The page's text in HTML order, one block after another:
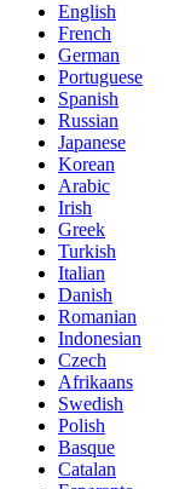
English
French
German
Portuguese
Spanish
Russian
Japanese
Korean
Arabic
Irish
Greek
Turkish
Italian
Danish
Romanian
Indonesian
Czech
Afrikaans
Swedish
Polish
Basque
Catalan